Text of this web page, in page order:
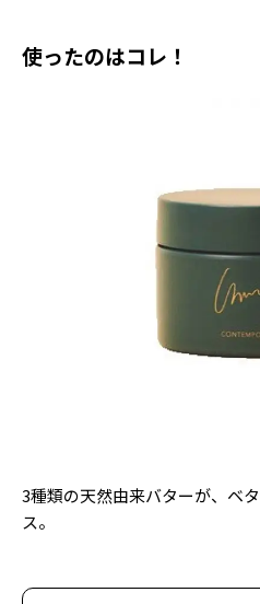
使ったのはコレ！
3種類の天然由来バターが、ベ
ス。